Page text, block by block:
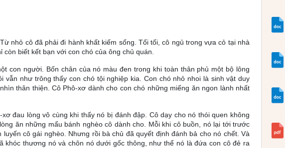
nhỏ cô đã phải đi hành khất kiếm sống. Tối tối, cô ngủ trong vựa cỏ tại nhà
biết kết bạn với con chó của ông chủ quán.
con người. Bốn chân của nó màu đen trong khi toàn thân phủ một bộ lông
vẫn như trông thấy con chó tội nghiệp kia. Con chó nhỏ nhoi là sinh vật duy
thân thiện. Cô Phô-xơ dành cho con chó những miếng ăn ngon lành nhất
đau lòng vô cùng khi thấy nó bị đánh đập. Cô dạy cho nó thói quen không
ăn những mẩu bánh nghèo cô dành cho. Mỗi khi cô buồn, nó lại tới trước
cô gái nghèo. Nhưng rồi bà chủ đã quyết định đánh bả cho nó chết. Và
khóc thương nó và chôn nó dưới gốc thông, như thể nó là đứa con cô đẻ ra